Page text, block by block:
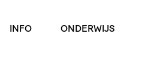
INFO ONDERWIJS